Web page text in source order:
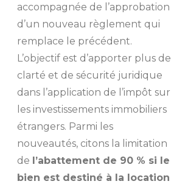
accompagnée de l’approbation
d’un nouveau règlement qui
remplace le précédent.
L’objectif est d’apporter plus de
clarté et de sécurité juridique
dans l’application de l’impôt sur
les investissements immobiliers
étrangers. Parmi les
nouveautés, citons la limitation
de l’abattement de 90 % si le
bien est destiné à la location